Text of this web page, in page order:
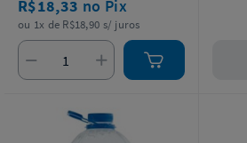
R$18,33 no Pix
ou 1x de R$18,90 s/ juros